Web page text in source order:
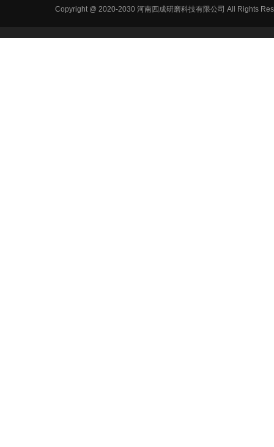
Copyright @ 2020-2030 河南四成研磨科技有限公司 All Rights